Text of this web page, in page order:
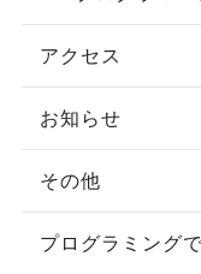
アクセス
お知らせ
その他
プログラミング